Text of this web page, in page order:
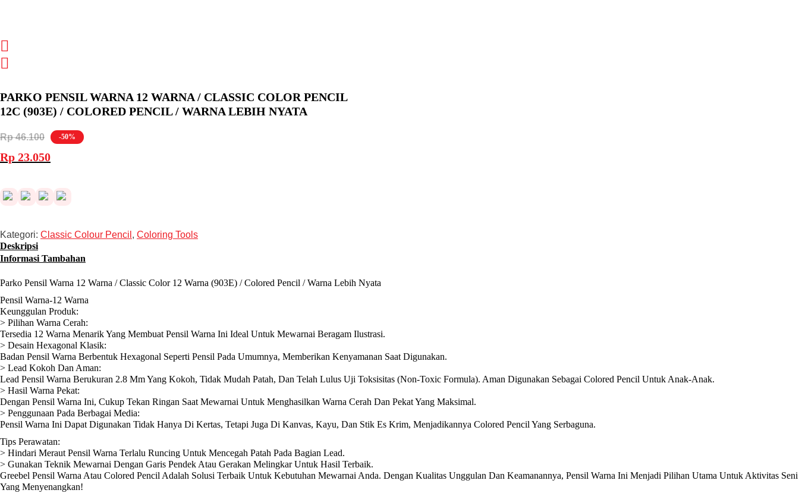
PARKO PENSIL WARNA 12 WARNA / CLASSIC COLOR PENCIL
12C (903E) / COLORED PENCIL / WARNA LEBIH NYATA
-50%
Rp46.100
Harga
aslinya
Rp 23.050Harga
saat
Rp 23.050.
Kategori: Classic Colour Pencil , Coloring Tools
Deskripsi
Informasi Tambahan
Parko Pensil Warna 12 Warna / Classic Color 12 Warna (903E) / Colored Pencil / Warna Lebih Nyata
Pensil Warna-12 Warna
Keunggulan Produk:
> Pilihan Warna Cerah:
Tersedia 12 Warna Menarik Yang Membuat Pensil Warna Ini Ideal Untuk Mewarnai Beragam Ilustrasi.
> Desain Hexagonal Klasik:
Badan Pensil Warna Berbentuk Hexagonal Seperti Pensil Pada Umumnya, Memberikan Kenyamanan Saat Digunakan.
> Lead Kokoh Dan Aman:
Lead Pensil Warna Berukuran 2.8 Mm Yang Kokoh, Tidak Mudah Patah, Dan Telah Lulus Uji Toksisitas (Non-Toxic Formula). Aman Digunakan Sebagai Colored Pencil Untuk Anak-Anak.
> Hasil Warna Pekat:
Dengan Pensil Warna Ini, Cukup Tekan Ringan Saat Mewarnai Untuk Menghasilkan Warna Cerah Dan Pekat Yang Maksimal.
> Penggunaan Pada Berbagai Media:
Pensil Warna Ini Dapat Digunakan Tidak Hanya Di Kertas, Tetapi Juga Di Kanvas, Kayu, Dan Stik Es Krim, Menjadikannya Colored Pencil Yang Serbaguna.
Tips Perawatan:
> Hindari Meraut Pensil Warna Terlalu Runcing Untuk Mencegah Patah Pada Bagian Lead.
> Gunakan Teknik Mewarnai Dengan Garis Pendek Atau Gerakan Melingkar Untuk Hasil Terbaik.
Greebel Pensil Warna Atau Colored Pencil Adalah Solusi Terbaik Untuk Kebutuhan Mewarnai Anda. Dengan Kualitas Unggulan Dan Keamanannya, Pensil Warna Ini Menjadi Pilihan Utama Untuk Aktivitas Seni
Yang Menyenangkan!